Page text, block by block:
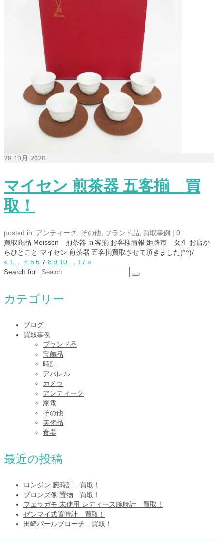
28 10月 2020
マイセン 煎茶器 五客揃 買
取！
posted in: アンティーク その他 ブランド品 買取事例 | 0
買取商品 Meissen 煎茶器 五客揃 お客様情報 姫路市 女性 お店か
らひとこと マイセン 煎茶器 五客揃買取させて頂きました(^^)/
« 1 4 5 6 7 8 9 10 17 »
Search for:
カテゴリー
ブログ
買取事例
ブランド品
宝飾品
時計
アパレル
カメラ
アンティーク
家電
その他
美術品
食器
最近の投稿
ロンジン 腕時計 買取！
ブロンズ像 置物 買取！
フェラガモ 未使用 レディース腕時計 買取！
ゼンマイ式置時計 買取！
田崎パールブローチ 買取！